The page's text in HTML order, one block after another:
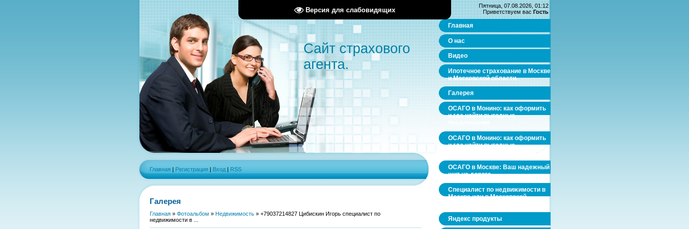
Версия для слабовидящих
Сайт страхового
агента.
Главная | Регистрация | Вход | RSS
Галерея
Главная » Фотоальбом » Недвижимость » +79037214827 Цибискин Игорь специалист по
недвижимости в ...
Пятница, 07.08.2026, 01:12
Приветствуем вас Гость
Главная
О нас
Видео
Ипотечное страхование в Москве
и Московской области.
Галерея
ОСАГО в Монино: как оформить
и где найти выгодные
ОСАГО в Монино: как оформить
и где найти выгодные
ОСАГО в Москве: Ваш надежный
щит на дороге
Специалист по недвижимости в
Москве или в Московской
Яндекс продукты